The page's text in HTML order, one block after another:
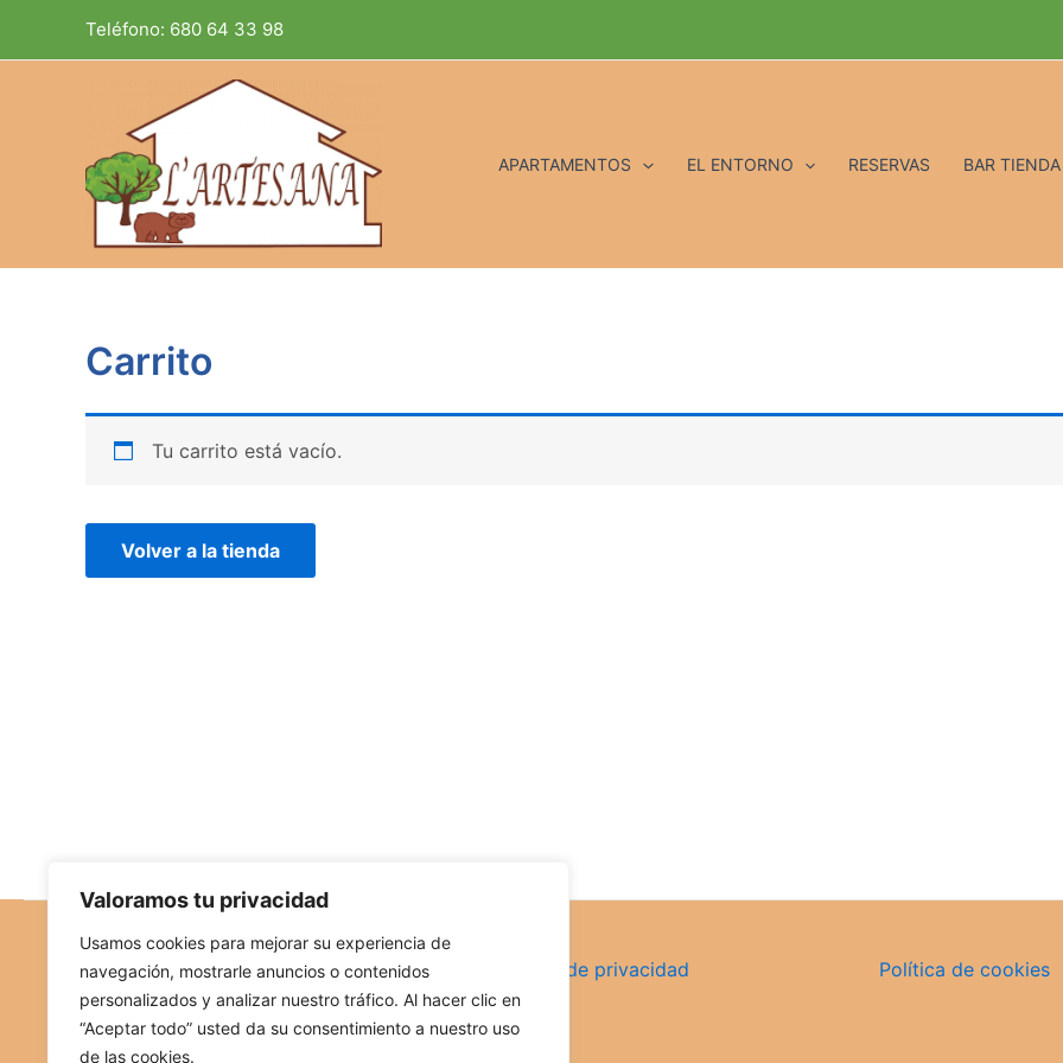
Valoramos tu privacidad
Usamos cookies para mejorar su experiencia de
navegación, mostrarle anuncios o contenidos
personalizados y analizar nuestro tráfico. Al hacer clic en
“Aceptar todo” usted da su consentimiento a nuestro uso
de las cookies.
Teléfono: 680 64 33 98
APARTAMENTOS EL ENTORNO RESERVAS BAR TIENDA
Carrito
Tu carrito está vacío.
Volver a la tienda
Condiciones Generales Política de privacidad Política de cookies